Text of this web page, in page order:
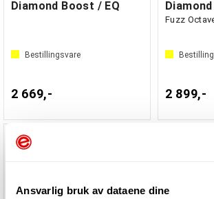
Ansvarlig bruk av dataene dine
Diamond Boost / EQ
Bestillingsvare
2 669,-
Fuzz
2 899,-